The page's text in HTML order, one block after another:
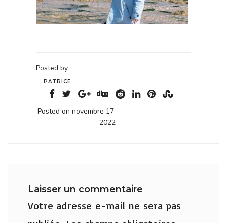
Posted by
PATRICE
Posted on novembre 17,
2022
Laisser un commentaire
Votre adresse e-mail ne sera pas